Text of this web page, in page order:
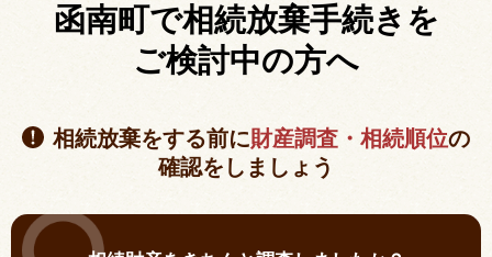
函南町で相続放棄手続きを
ご検討中の方へ
相続放棄をする前に財産調査・相続順位の
確認をしましょう